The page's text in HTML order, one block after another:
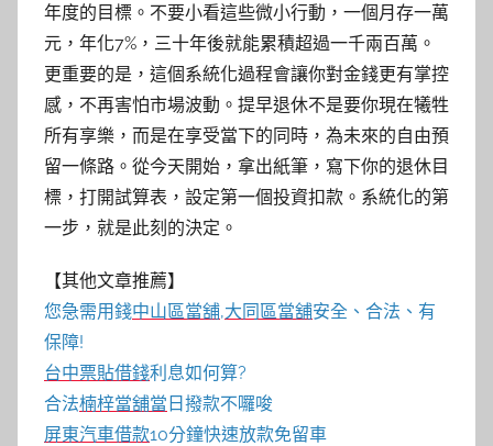
年度的目標。不要小看這些微小行動，一個月存一萬
元，年化7%，三十年後就能累積超過一千兩百萬。
更重要的是，這個系統化過程會讓你對金錢更有掌控
感，不再害怕市場波動。提早退休不是要你現在犧牲
所有享樂，而是在享受當下的同時，為未來的自由預
留一條路。從今天開始，拿出紙筆，寫下你的退休目
標，打開試算表，設定第一個投資扣款。系統化的第
一步，就是此刻的決定。
【其他文章推薦】
您急需用錢中山區當舖,大同區當舖安全、合法、有
保障!
台中票貼借錢利息如何算?
合法楠梓當舖當 日撥款不囉唆
屏東汽車借款10分鐘快速放款免留車